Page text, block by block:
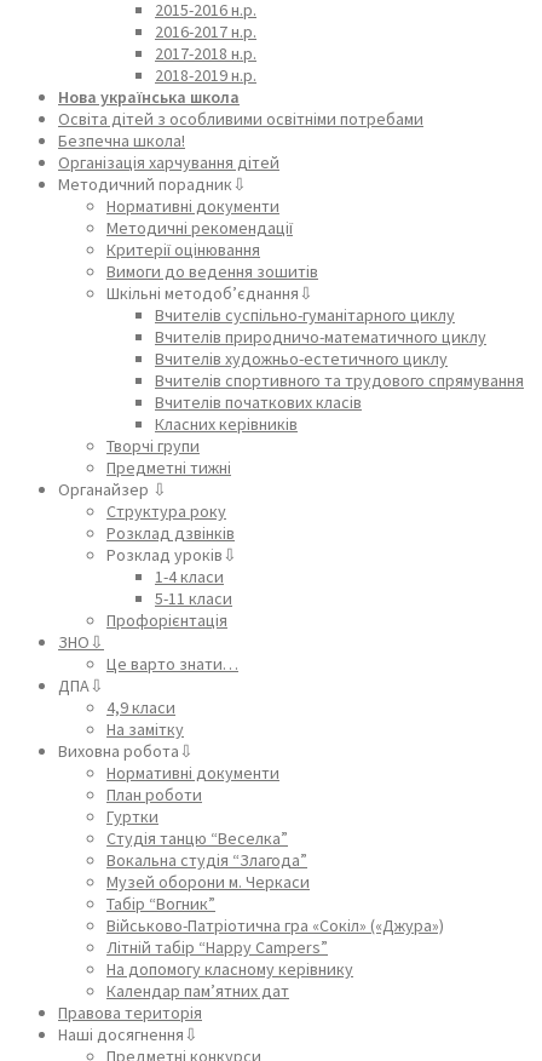
2015-2016 н.р.
2016-2017 н.р.
2017-2018 н.р.
2018-2019 н.р.
Нова українська школа
Освіта дітей з особливими освітніми потребами
Безпечна школа!
Організація харчування дітей
Методичний порадник⇩
Нормативні документи
Методичні рекомендації
Критерії оцінювання
Вимоги до ведення зошитів
Шкільні методоб’єднання⇩
Вчителів суспільно-гуманітарного циклу
Вчителів природничо-математичного циклу
Вчителів художньо-естетичного циклу
Вчителів спортивного та трудового спрямування
Вчителів початкових класів
Класних керівників
Творчі групи
Предметні тижні
Органайзер ⇩
Структура року
Розклад дзвінків
Розклад уроків⇩
1-4 класи
5-11 класи
Профорієнтація
ЗНО⇩
Це варто знати…
ДПА⇩
4,9 класи
На замітку
Виховна робота⇩
Нормативні документи
План роботи
Гуртки
Студія танцю “Веселка”
Вокальна студія “Злагода”
Музей оборони м. Черкаси
Табір “Вогник”
Військово-Патріотична гра «Сокіл» («Джура»)
Літній табір “Happy Campers”
На допомогу класному керівнику
Календар пам’ятних дат
Правова територія
Наші досягнення⇩
Предметні конкурси